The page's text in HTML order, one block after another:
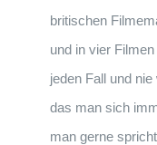
britischen
und in vier
jeden Fall und
das man sich
man gerne